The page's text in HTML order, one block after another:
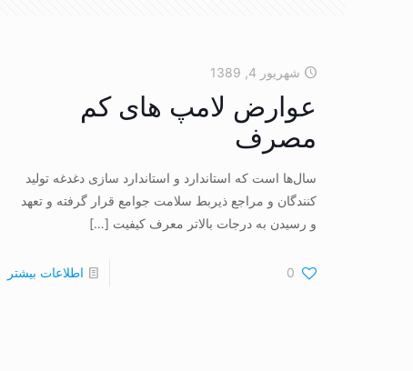
شهریور 4, 1389
عوارض لامپ های کم
مصرف
سال‌ها است که استاندارد و استاندارد سازی دغدغه تولید
کنندگان و مراجع ذیربط سلامت جوامع قرار گرفته و تعهد
و رسیدن به درجات بالاتر معرف کیفیت […]
0 اطلاعات بیشتر